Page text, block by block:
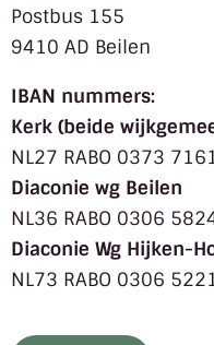
Postbus 155
9410 AD Beilen
IBAN nummers:
Kerk (beide
NL27 RABO 0373
Diaconie wg Beilen
NL36 RABO 0306
Diaconie Wg Hijken-
NL73 RABO 0306